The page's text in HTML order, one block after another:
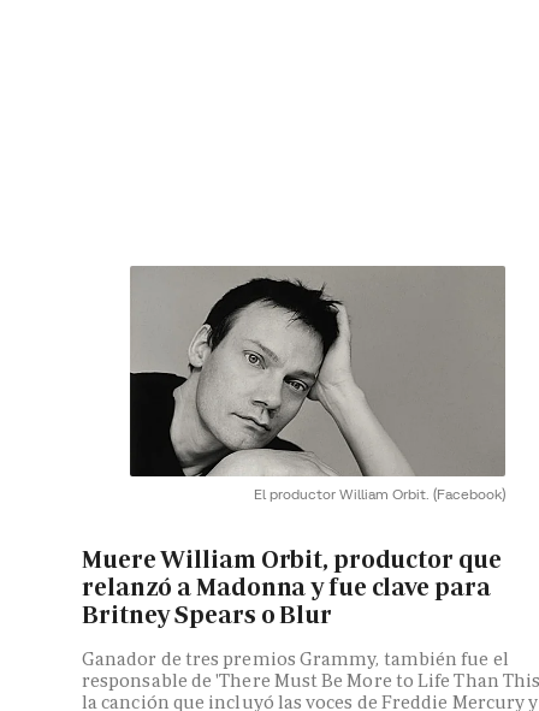
El productor William Orbit. (Facebook)
Muere William Orbit, productor que
relanzó a Madonna y fue clave para
Britney Spears o Blur
Ganador de tres premios Grammy, también fue el
responsable de 'There Must Be More to Life Than
la canción que incluyó las voces de Freddie Mercury y